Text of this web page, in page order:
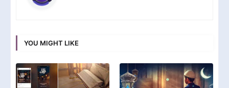
YOU MIGHT LIKE